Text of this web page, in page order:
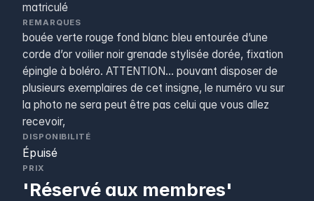
matriculé
REMARQUES
bouée verte rouge fond blanc bleu entourée d’une
corde d’or voilier noir grenade stylisée dorée, fixation
épingle à boléro. ATTENTION... pouvant disposer de
plusieurs exemplaires de cet insigne, le numéro vu sur
la photo ne sera peut être pas celui que vous allez
recevoir,
DISPONIBILITÉ
Épuisé
PRIX
'Réservé aux membres'